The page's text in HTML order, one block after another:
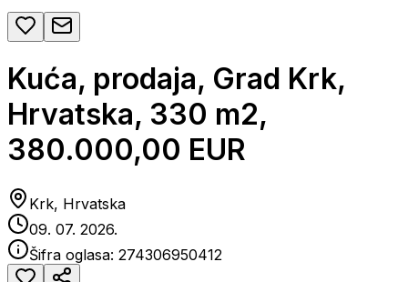
Kuća, prodaja, Grad Krk,
Hrvatska, 330 m2,
380.000,00 EUR
Krk, Hrvatska
09. 07. 2026.
Šifra oglasa: 274306950412